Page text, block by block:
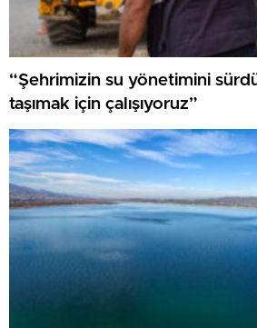
“Şehrimizin su yönetimini
taşımak için çalışıyoruz”